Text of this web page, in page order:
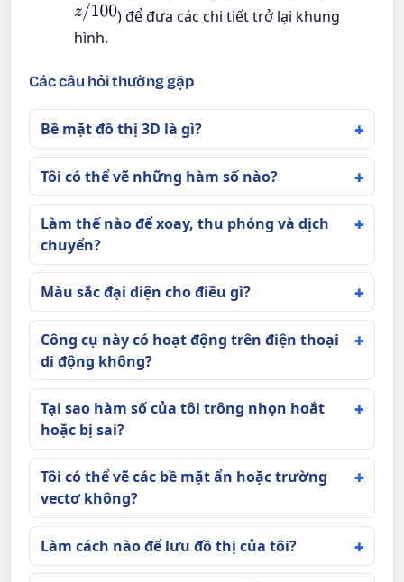
z/100 ) để đưa các chi tiết trở lại khung
hình.
Các câu hỏi thường gặp
Bề mặt đồ thị 3D là gì?
Tôi có thể vẽ những hàm số nào?
Làm thế nào để xoay, thu phóng và dịch
chuyển?
Màu sắc đại diện cho điều gì?
Công cụ này có hoạt động trên điện thoại
di động không?
Tại sao hàm số của tôi trông nhọn hoắt
hoặc bị sai?
Tôi có thể vẽ các bề mặt ẩn hoặc trường
vectơ không?
Làm cách nào để lưu đồ thị của tôi?